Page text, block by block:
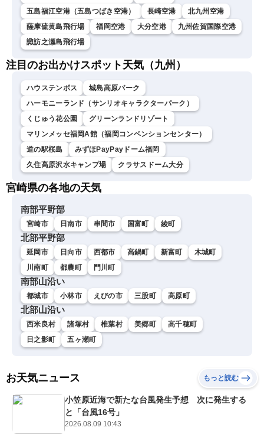
五島福江空港（五島つばき空港）
長崎空港
北九州空港
薩摩硫黄島飛行場
福岡空港 大分空港
九州佐賀国際空港
諏訪之瀬島飛行場
注目のお出かけスポット天気（九州）
ハウステンボス
城島高原パーク
ハーモニーランド（サンリオキャラクターパーク）
くじゅう花公園
グリーンランドリゾート
マリンメッセ福岡A館（福岡コンベンションセンター）
道の駅桜島
みずほPayPayドーム福岡
久住高原沢水キャンプ場
クラサスドーム大分
宮崎県の各地の天気
南部平野部
宮崎市 日南市 串間市 国富町 綾町
北部平野部
延岡市 日向市 西都市 高鍋町 新富町
木城町
川南町
都農町 門川町
南部山沿い
都城市 小林市 えびの市 三股町 高原町
北部山沿い
西米良村 諸塚村 椎葉村 美郷町
高千穂町
日之影町
五ヶ瀬町
お天気ニュース もっと読む
小笠原近海で新たな台風発生予想 次に発生する
と「台風16号」
2026.08.09 10:43